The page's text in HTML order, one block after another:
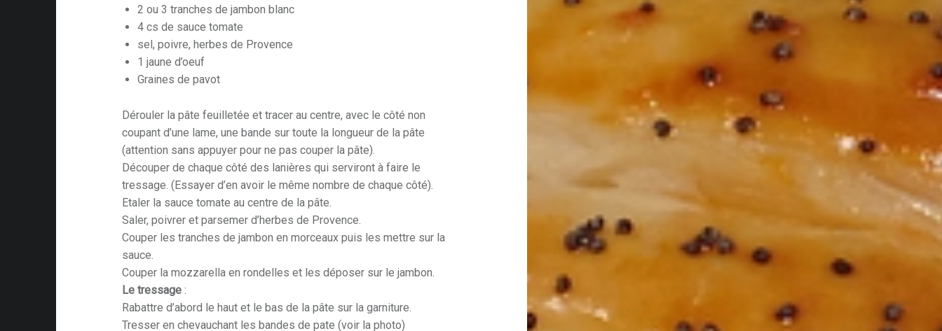
2 ou 3 tranches de jambon blanc
4 cs de sauce tomate
sel, poivre, herbes de Provence
1 jaune d’oeuf
Graines de pavot
Dérouler la pâte feuilletée et tracer au centre, avec le côté non
coupant d’une lame, une bande sur toute la longueur de la pâte
(attention sans appuyer pour ne pas couper la pâte).
Découper de chaque côté des lanières qui serviront à faire le
tressage. (Essayer d’en avoir le même nombre de chaque côté).
Etaler la sauce tomate au centre de la pâte.
Saler, poivrer et parsemer d’herbes de Provence.
Couper les tranches de jambon en morceaux puis les mettre sur la
sauce.
Couper la mozzarella en rondelles et les déposer sur le jambon.
Le tressage:
Rabattre d’abord le haut et le bas de la pâte sur la garniture.
Tresser en chevauchant les bandes de pate (voir la photo)